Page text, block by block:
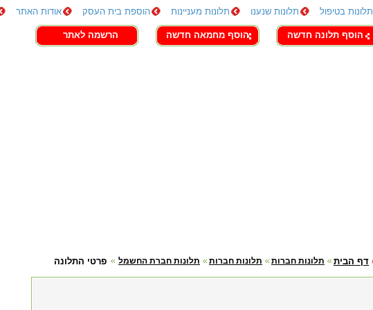
תלונות בטיפול תלונות שנענו תלונות מעניינות הוספת בית העסק אודות האתר
צור קשר
הוסף תלונה חדשה הוסף מחמאה חדשה הרשמה לאתר
פרטי התלונה תלונות חברת החשמל תלונות חברות תלונות חברות דף הבית